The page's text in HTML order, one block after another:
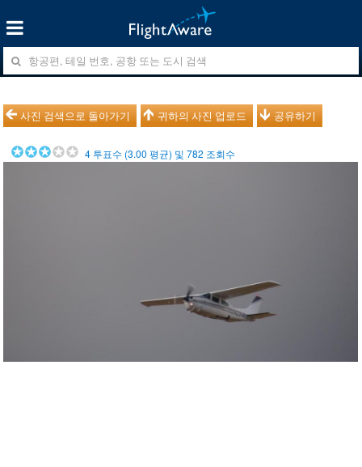
사진 검색으로 돌아가기 귀하의 사진 업로드 공유하기
4 투표수 (3.00 평균) 및782 조회수